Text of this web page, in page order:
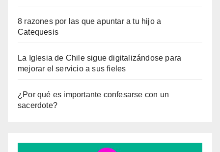
8 razones por las que apuntar a tu hijo a
Catequesis
La Iglesia de Chile sigue digitalizándose para
mejorar el servicio a sus fieles
¿Por qué es importante confesarse con un
sacerdote?